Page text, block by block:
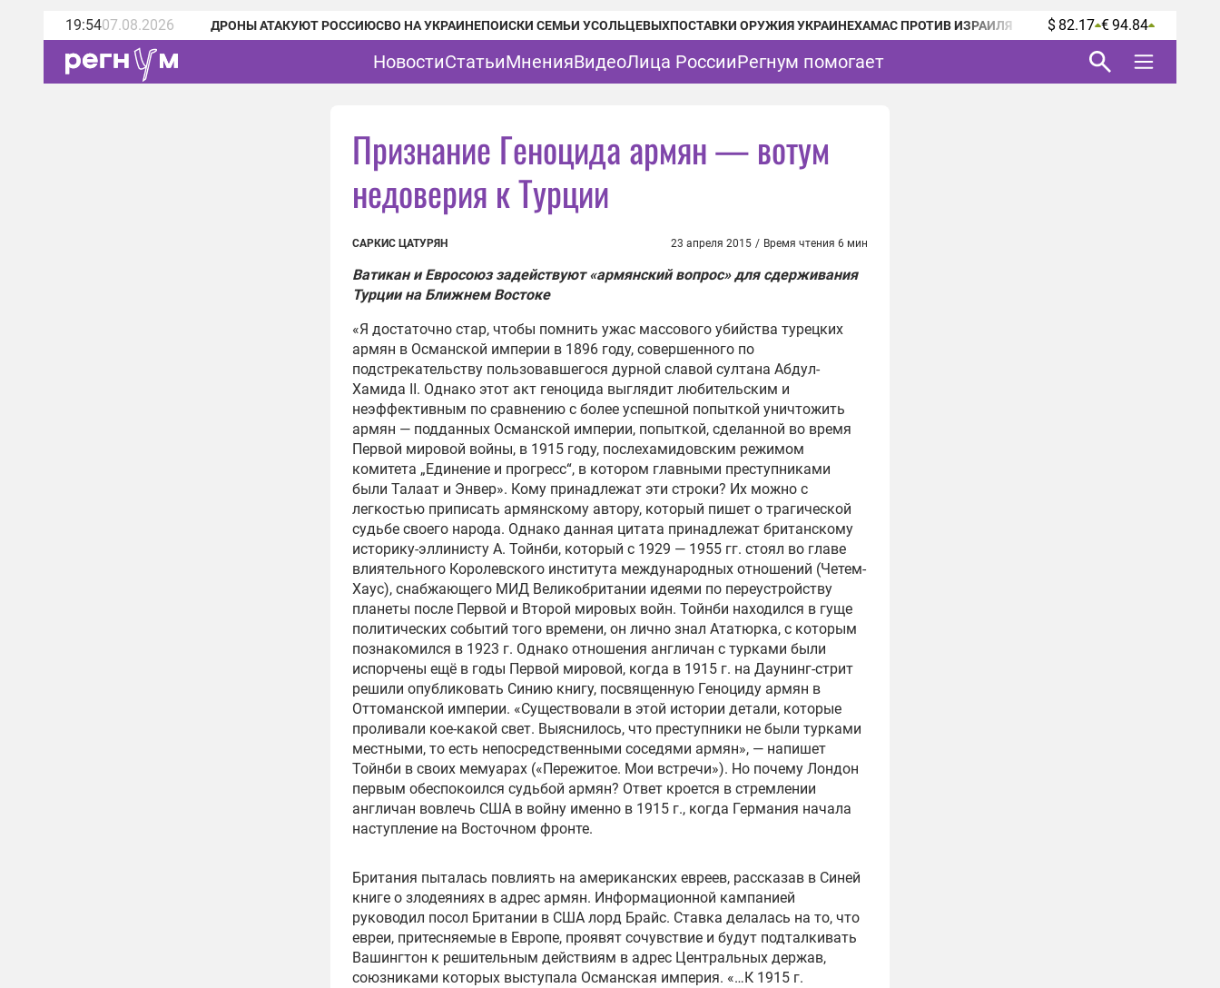
19:5407.08.2026 ДРОНЫ АТАКУЮТ РОССИЮСВО НА УКРАИНЕПОИСКИ СЕМЬИ УСОЛЬЦЕВЫХПОСТАВКИ ОРУЖИЯ УКРАИНЕХАМАС ПРОТИВ ИЗРАИЛЯ $ 82.17 € 94.84
НовостиСтатьиМненияВидеоЛица РоссииРегнум помогает
Признание Геноцида армян — вотум
недоверия к Турции
САРКИС ЦАТУРЯН 23 апреля 2015 / Время чтения 6 мин
Ватикан и Евросоюз задействуют «армянский вопрос» для сдерживания
Турции на Ближнем Востоке
«Я достаточно стар, чтобы помнить ужас массового убийства турецких
армян в Османской империи в 1896 году, совершенного по
подстрекательству пользовавшегося дурной славой султана Абдул-
Хамида II. Однако этот акт геноцида выглядит любительским и
неэффективным по сравнению с более успешной попыткой уничтожить
армян — подданных Османской империи, попыткой, сделанной во время
Первой мировой войны, в 1915 году, послехамидовским режимом
комитета „Единение и прогресс“, в котором главными преступниками
были Талаат и Энвер». Кому принадлежат эти строки? Их можно с
легкостью приписать армянскому автору, который пишет о трагической
судьбе своего народа. Однако данная цитата принадлежат британскому
историку-эллинисту А. Тойнби, который с 1929 — 1955 гг. стоял во главе
влиятельного Королевского института международных отношений (Четем-
Хаус), снабжающего МИД Великобритании идеями по переустройству
планеты после Первой и Второй мировых войн. Тойнби находился в гуще
политических событий того времени, он лично знал Ататюрка, с которым
познакомился в 1923 г. Однако отношения англичан с турками были
испорчены ещё в годы Первой мировой, когда в 1915 г. на Даунинг-стрит
решили опубликовать Синию книгу, посвященную Геноциду армян в
Оттоманской империи. «Существовали в этой истории детали, которые
проливали кое-какой свет. Выяснилось, что преступники не были турками
местными, то есть непосредственными соседями армян», — напишет
Тойнби в своих мемуарах («Пережитое. Мои встречи»). Но почему Лондон
первым обеспокоился судьбой армян? Ответ кроется в стремлении
англичан вовлечь США в войну именно в 1915 г., когда Германия начала
наступление на Восточном фронте.
Британия пыталась повлиять на американских евреев, рассказав в Синей
книге о злодеяниях в адрес армян. Информационной кампанией
руководил посол Британии в США лорд Брайс. Ставка делалась на то, что
евреи, притесняемые в Европе, проявят сочувствие и будут подталкивать
Вашингтон к решительным действиям в адрес Центральных держав,
союзниками которых выступала Османская империя. «…К 1915 г.